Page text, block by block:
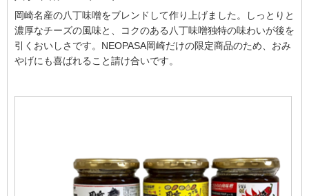
岡崎名産の八丁味噌をブレンドして作り上げました。しっとりと
濃厚なチーズの風味と、コクのある八丁味噌独特の味わいが後を
引くおいしさです。NEOPASA岡崎だけの限定商品のため、おみ
やげにも喜ばれること請け合いです。